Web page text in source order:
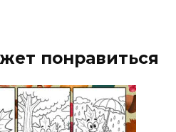
понравиться